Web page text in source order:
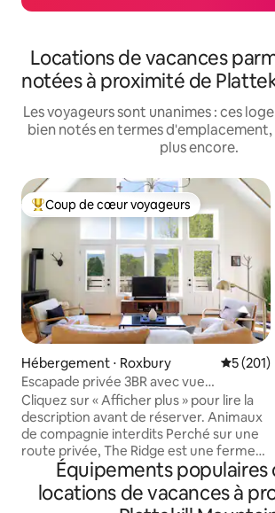
Locations de vacances
notées à proximité de
Les voyageurs sont unanimes : ces
bien notés en termes
plus encore.
Coups de cœur voyageurs les plus
Coup de cœur voyageurs
Hébergement ⋅ Roxbury
5 (201)
Escapade privée 3BR avec vue
imprenable sur le mont et foyer !
Cliquez sur « Afficher plus » pour lire la
description avant de réserver. Animaux
de compagnie interdits Perché sur une
route privée, The Ridge est une ferme
moderne de 3 chambres/2 salles de bain
récemment construite avec une vue
imprenable sur la montagne ! Détendez-
Équipements populaires
locations de vacances à